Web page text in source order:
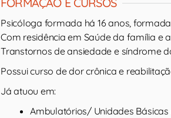
Psicóloga formada há 16 anos,
Com residência em Saúde da família e
Transtornos de ansiedade e síndrome
Possui curso de dor crônica e
Já atuou em:
Ambulatórios/ Unidades Básicas